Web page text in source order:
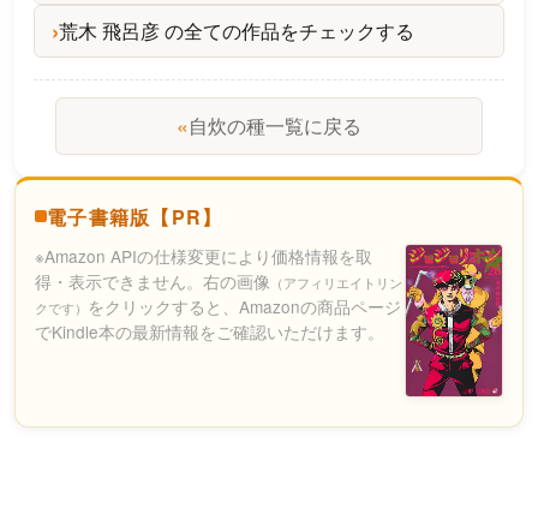
荒木 飛呂彦 の全ての作品をチェックする
«自炊の種一覧に戻る
電子書籍版【PR】
※Amazon APIの仕様変更により価格情報を取
得・表示できません。右の画像 （アフィリエイトリン
クです） をクリックすると、Amazonの商品ページ
でKindle本の最新情報をご確認いただけます。